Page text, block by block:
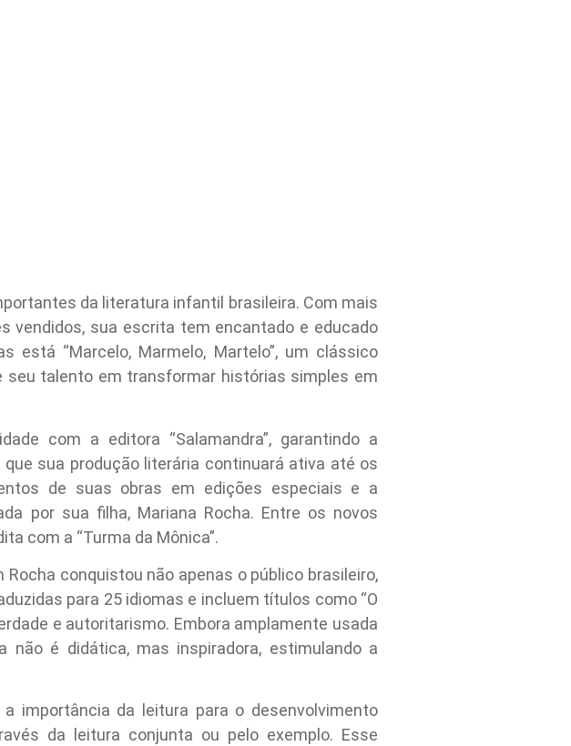
da literatura infantil brasileira. Com mais
vendidos, sua escrita tem encantado e educado
está “Marcelo, Marmelo, Martelo”, um clássico
seu talento em transformar histórias simples em
com a editora “Salamandra”, garantindo a
sua produção literária continuará ativa até os
de suas obras em edições especiais e a
por sua filha, Mariana Rocha. Entre os novos
com a “Turma da Mônica”.
conquistou não apenas o público brasileiro,
para 25 idiomas e incluem títulos como “O
e autoritarismo. Embora amplamente usada
é didática, mas inspiradora, estimulando a
importância da leitura para o desenvolvimento
da leitura conjunta ou pelo exemplo. Esse